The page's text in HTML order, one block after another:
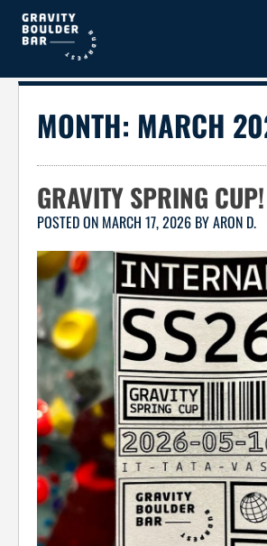
Skip
MONTH: MARCH
GRAVITY SPRING CUP!
POSTED ON MARCH 17, 2026 BYARON D.